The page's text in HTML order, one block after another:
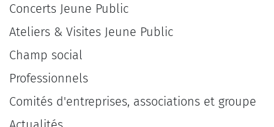
Concerts Jeune Public
Ateliers & Visites Jeune Public
Champ social
Professionnels
Comités d'entreprises, associations et groupe